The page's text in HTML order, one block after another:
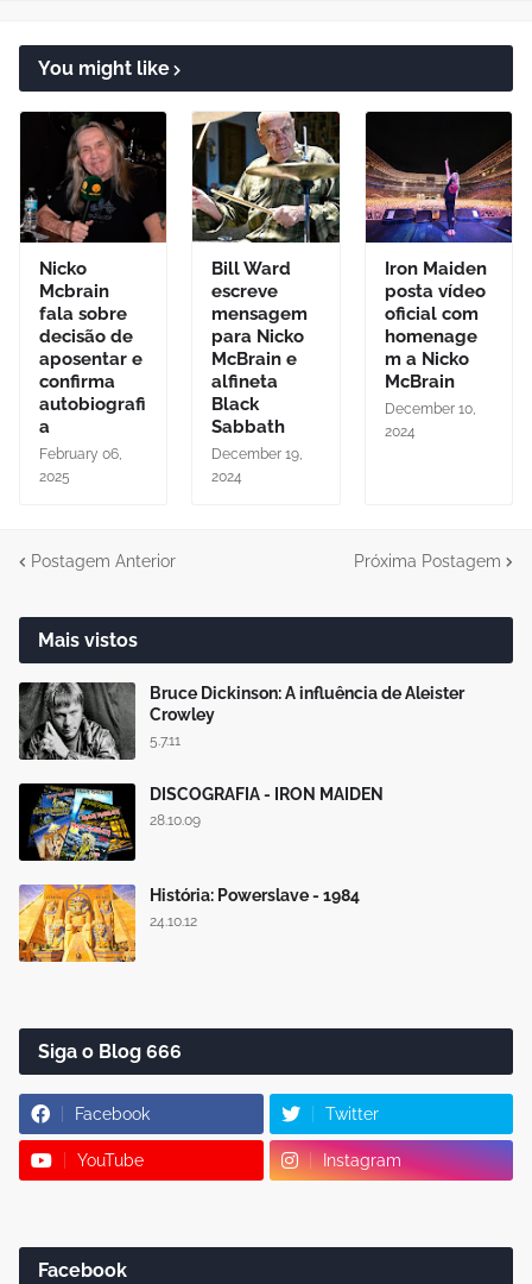
You might like
Nicko
Mcbrain
fala sobre
decisão de
aposentar e
confirma
autobiografi
a
February 06,
2025
Bill Ward
escreve
mensagem
para Nicko
McBrain e
alfineta
Black
Sabbath
December 19,
2024
Iron Maiden
posta vídeo
oficial com
homenage
m a Nicko
McBrain
December 10,
2024
Postagem Anterior Próxima Postagem
Mais vistos
Bruce Dickinson: A influência de Aleister
Crowley
5.7.11
DISCOGRAFIA - IRON MAIDEN
28.10.09
História: Powerslave - 1984
24.10.12
Siga o Blog 666
Facebook Twitter
YouTube Instagram
Facebook